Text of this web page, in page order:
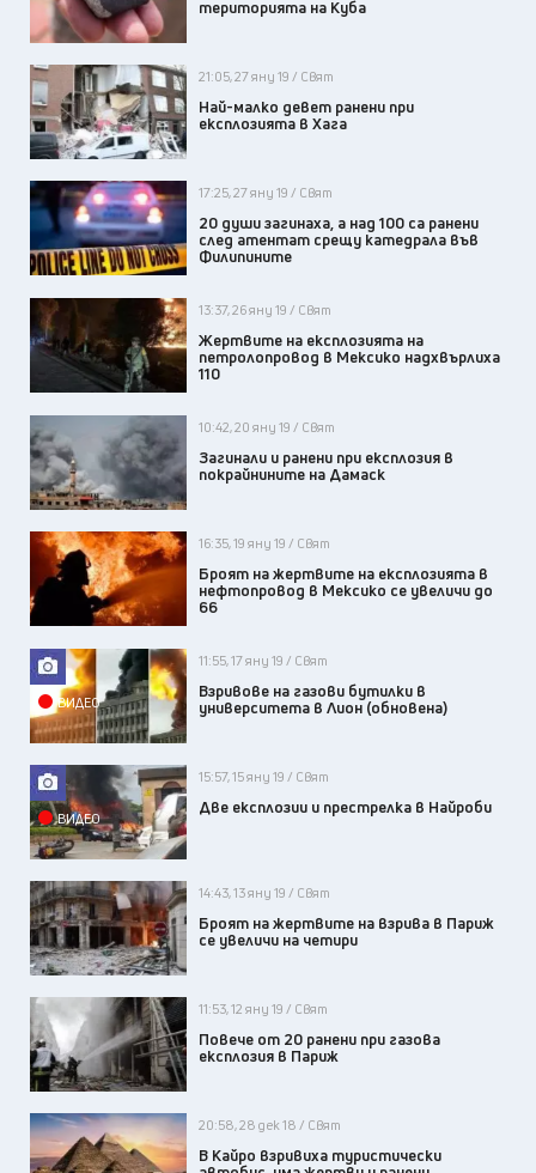
територията на Куба
21:05, 27 яну 19 / Свят
Най-малко девет ранени при
експлозията в Хага
17:25, 27 яну 19 / Свят
20 души загинаха, а над 100 са ранени
след атентат срещу катедрала във
Филипините
13:37, 26 яну 19 / Свят
Жертвите на експлозията на
петролопровод в Мексико надхвърлиха
110
10:42, 20 яну 19 / Свят
Загинали и ранени при експлозия в
покрайнините на Дамаск
16:35, 19 яну 19 / Свят
Броят на жертвите на експлозията в
нефтопровод в Мексико се увеличи до
66
ВИДЕО
11:55, 17 яну 19 / Свят
Взривове на газови бутилки в
университета в Лион (обновена)
ВИДЕО
15:57, 15 яну 19 / Свят
Две експлозии и престрелка в Найроби
14:43, 13 яну 19 / Свят
Броят на жертвите на взрива в Париж
се увеличи на четири
11:53, 12 яну 19 / Свят
Повече от 20 ранени при газова
експлозия в Париж
20:58, 28 дек 18 / Свят
В Кайро взривиха туристически